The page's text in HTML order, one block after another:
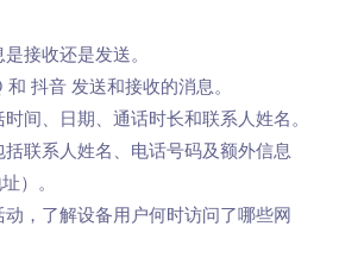
接收还是发送。
抖音 发送和接收的消息。
间、日期、通话时长和联系人姓名。
联系人姓名、电话号码及额外信息
）。
，了解设备用户何时访问了哪些网